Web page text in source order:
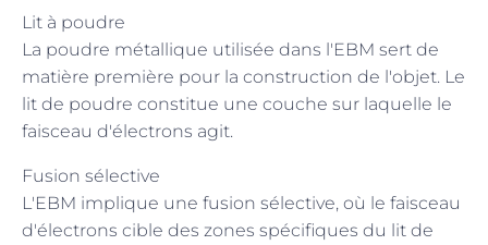
Lit à poudre
La poudre métallique utilisée dans l'EBM sert de
matière première pour la construction de l'objet. Le
lit de poudre constitue une couche sur laquelle le
faisceau d'électrons agit.
Fusion sélective
L'EBM implique une fusion sélective, où le faisceau
d'électrons cible des zones spécifiques du lit de